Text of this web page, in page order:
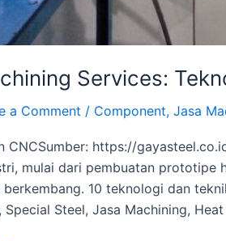
Services:
a Comment / Component, Jasa
CNCSumber: https://
mulai dari pembuatan prototipe
berkembang. 10 teknologi dan
Special Steel, Jasa Machining,